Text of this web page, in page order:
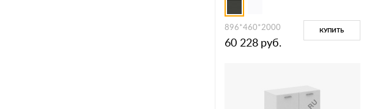
896*460*2000
60 228 руб.
КУПИТЬ